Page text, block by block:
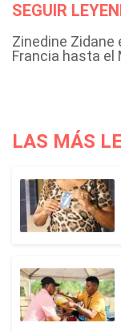
SEGUIR
Zinedine Zidane
Francia hasta el
LAS MÁS